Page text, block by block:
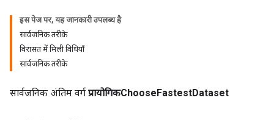
इस पेज पर, यह जानकारी उपलब्ध है
सार्वजनिक तरीके
विरासत में मिली विधियाँ
सार्वजनिक तरीके
सार्वजनिक अंतिम वर्ग प्रायोगिकChooseFastestDataset